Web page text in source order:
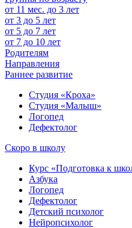
от 11 мес. до 3 лет
от 3 до 5 лет
от 5 до 7 лет
от 7 до 10 лет
Родителям
Направления
Раннее развитие
Студия «Кроха»
Студия «Малыш»
Логопед
Дефектолог
Скоро в школу
Курс «Подготовка к
Азбука
Логопед
Дефектолог
Детский психолог
Нейропсихолог